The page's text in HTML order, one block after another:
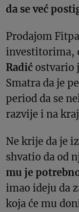
da se već
Prodajom
investitorima,
Radić ostvario
Smatra da je
period da se
razvije i na
Ne krije da je
shvatio da od
mu je
imao ideju da
koja će mu